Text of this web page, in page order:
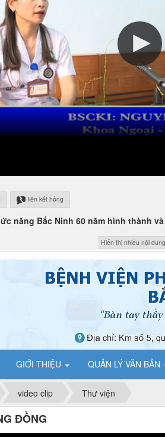
liên kết hỏng
năng Bắc Ninh 60 năm hình thành
Hiển thị nhiều nội
GIỚI THIỆU QUẢN LÝ VĂN BẢN
video clip Thư viện
ĐỒNG
sự: Liệu pháp tế bào gốc – cơ hội
bệnh nhân hoàn cảnh khó khăn
568